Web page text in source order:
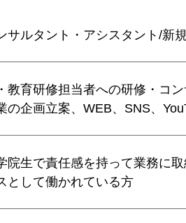
サルタント・アシスタント/新
教育研修担当者への研修・コ
の企画立案、WEB、SNS、
院生で責任感を持って業務に
として働かれている方